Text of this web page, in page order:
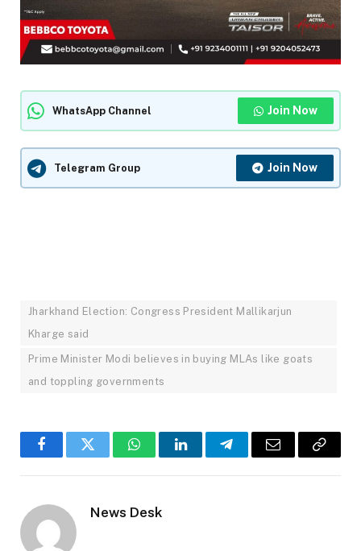
WhatsApp Channel Join Now
Telegram Group Join Now
Jharkhand Election: Congress President Mallikarjun
Kharge said
Prime Minister Modi believes in buying MLAs like goats
and toppling governments
FacebookTwitter WhatsAppLinkedInTelegramEmail
Copy
News Desk